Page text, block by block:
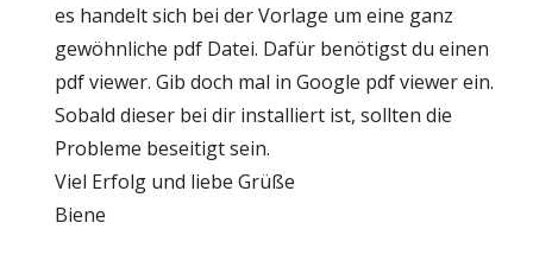
es handelt sich bei der Vorlage um eine ganz
gewöhnliche pdf Datei. Dafür benötigst du einen
pdf viewer. Gib doch mal in Google pdf viewer ein.
Sobald dieser bei dir installiert ist, sollten die
Probleme beseitigt sein.
Viel Erfolg und liebe Grüße
Biene